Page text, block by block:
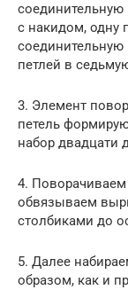
соединительную
с накидом, одну
соединительную
петлей в
3. Элемент
петель
набор двадцати
4. Поворачиваем
обвязываем
столбиками до
5. Далее
образом, как и